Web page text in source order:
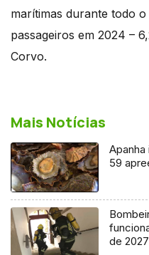
marítimas durante todo
passageiros em 2024 –
Corvo.
Mais Notícias
59
de 2027